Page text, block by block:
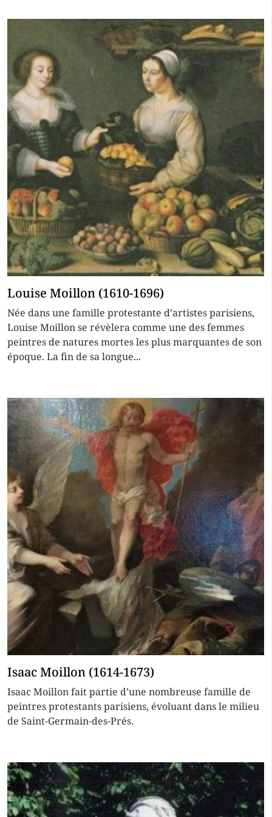
Louise Moillon (1610-1696)
Née dans une famille protestante d’artistes parisiens,
Louise Moillon se révèlera comme une des femmes
peintres de natures mortes les plus marquantes de son
époque. La fin de sa longue...
Isaac Moillon (1614-1673)
Isaac Moillon fait partie d’une nombreuse famille de
peintres protestants parisiens, évoluant dans le milieu
de Saint-Germain-des-Prés.